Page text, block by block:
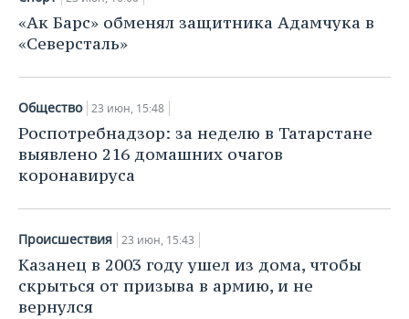
«Ак Барс» обменял защитника Адамчука в
«Северсталь»
Общество 23 июн, 15:48
Роспотребнадзор: за неделю в Татарстане
выявлено 216 домашних очагов
коронавируса
Происшествия 23 июн, 15:43
Казанец в 2003 году ушел из дома, чтобы
скрыться от призыва в армию, и не
вернулся